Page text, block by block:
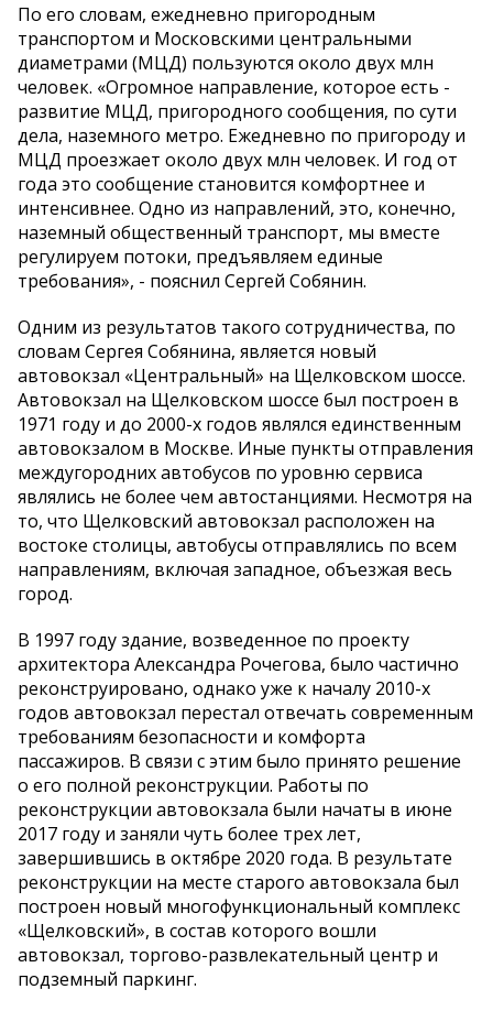
По его словам, ежедневно пригородным
транспортом и Московскими центральными
диаметрами (МЦД) пользуются около двух млн
человек. «Огромное направление, которое есть -
развитие МЦД, пригородного сообщения, по сути
дела, наземного метро. Ежедневно по пригороду и
МЦД проезжает около двух млн человек. И год от
года это сообщение становится комфортнее и
интенсивнее. Одно из направлений, это, конечно,
наземный общественный транспорт, мы вместе
регулируем потоки, предъявляем единые
требования», - пояснил Сергей Собянин.
Одним из результатов такого сотрудничества, по
словам Сергея Собянина, является новый
автовокзал «Центральный» на Щелковском шоссе.
Автовокзал на Щелковском шоссе был построен в
1971 году и до 2000-х годов являлся единственным
автовокзалом в Москве. Иные пункты отправления
междугородних автобусов по уровню сервиса
являлись не более чем автостанциями. Несмотря на
то, что Щелковский автовокзал расположен на
востоке столицы, автобусы отправлялись по всем
направлениям, включая западное, объезжая весь
город.
В 1997 году здание, возведенное по проекту
архитектора Александра Рочегова, было частично
реконструировано, однако уже к началу 2010-х
годов автовокзал перестал отвечать современным
требованиям безопасности и комфорта
пассажиров. В связи с этим было принято решение
о его полной реконструкции. Работы по
реконструкции автовокзала были начаты в июне
2017 году и заняли чуть более трех лет,
завершившись в октябре 2020 года. В результате
реконструкции на месте старого автовокзала был
построен новый многофункциональный комплекс
«Щелковский», в состав которого вошли
автовокзал, торгово-развлекательный центр и
подземный паркинг.